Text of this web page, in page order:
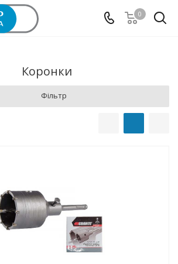
0
Коронки
Фільтр